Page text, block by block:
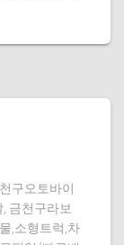
구오토바이
금천구라보
,소형트럭,차